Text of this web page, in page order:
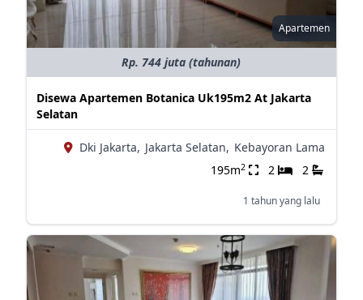
Apartemen
Rp. 744 juta (tahunan)
Disewa Apartemen Botanica Uk195m2 At Jakarta
Selatan
Dki Jakarta, Jakarta Selatan, Kebayoran Lama
195m2 2 2
1 tahun yang lalu